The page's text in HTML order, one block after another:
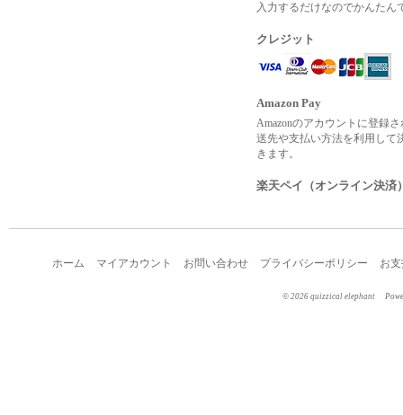
入力するだけなのでかんたん
クレジット
Amazon Pay
Amazonのアカウントに登録
送先や支払い方法を利用して
きます。
楽天ペイ（オンライン決済
ホーム マイアカウント お問い合わせ プライバシーポリシー お
©︎ 2026 quizzical elephant